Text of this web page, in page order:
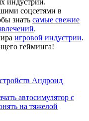
соцсетями в
знать самые свежие
.
игровой индустрии.
гейминга!
Андроид
автосимулятор с
на тяжелой